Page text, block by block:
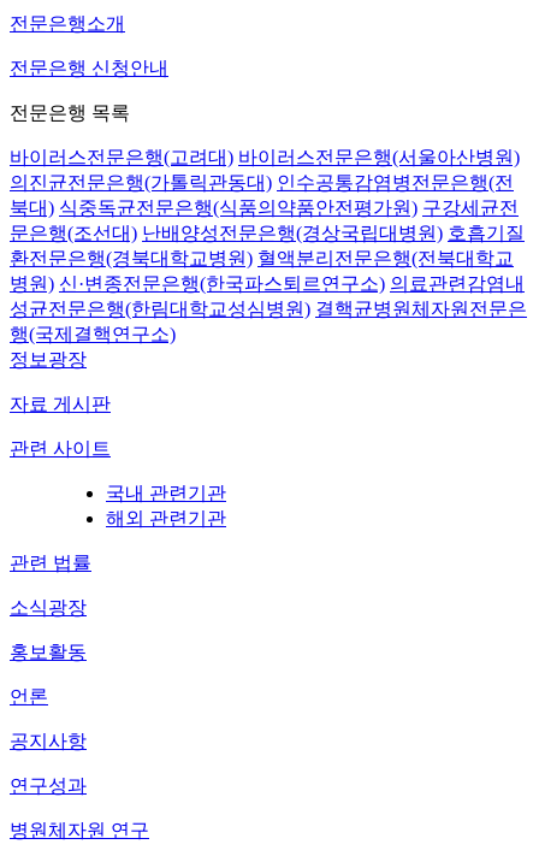
전문은행소개
전문은행 신청안내
전문은행 목록
바이러스전문은행(고려대) 바이러스전문은행(서울아산병원)
의진균전문은행(가톨릭관동대) 인수공통감염병전문은행(전
북대) 식중독균전문은행(식품의약품안전평가원) 구강세균전
문은행(조선대) 난배양성전문은행(경상국립대병원) 호흡기질
환전문은행(경북대학교병원) 혈액분리전문은행(전북대학교
병원) 신·변종전문은행(한국파스퇴르연구소) 의료관련감염내
성균전문은행(한림대학교성심병원) 결핵균병원체자원전문은
행(국제결핵연구소)
정보광장
자료 게시판
관련 사이트
국내 관련기관
해외 관련기관
관련 법률
소식광장
홍보활동
언론
공지사항
연구성과
병원체자원 연구